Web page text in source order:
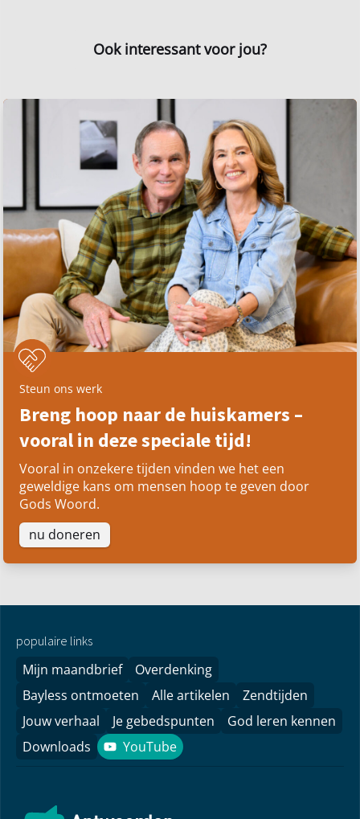
Ook interessant voor jou?
Steun ons werk
Breng hoop naar de huiskamers –
vooral in deze speciale tijd!
Vooral in onzekere tijden vinden we het een
geweldige kans om mensen hoop te geven door
Gods Woord.
nu doneren
populaire links
Mijn maandbrief
Overdenking
Bayless ontmoeten
Alle artikelen
Zendtijden
Jouw verhaal
Je gebedspunten
God leren kennen
Downloads
YouTube
YouTube